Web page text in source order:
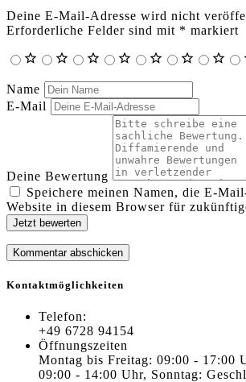
Deine E-Mail-Adresse wird nicht
Erforderliche Felder sind mit * markiert
Name
E-Mail
Deine Bewertung
Speichere meinen Namen, die E-
Website in diesem Browser für
Jetzt bewerten
Kontaktmöglichkeiten
Telefon:
+49 6728 94154
Öffnungszeiten
Montag bis Freitag: 09:00 - 17:00
09:00 - 14:00 Uhr, Sonntag: